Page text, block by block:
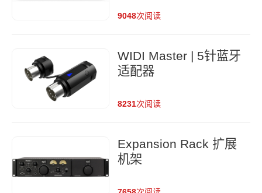
9048次阅读
WIDI Master | 5针蓝牙
适配器
8231次阅读
Expansion Rack 扩展
机架